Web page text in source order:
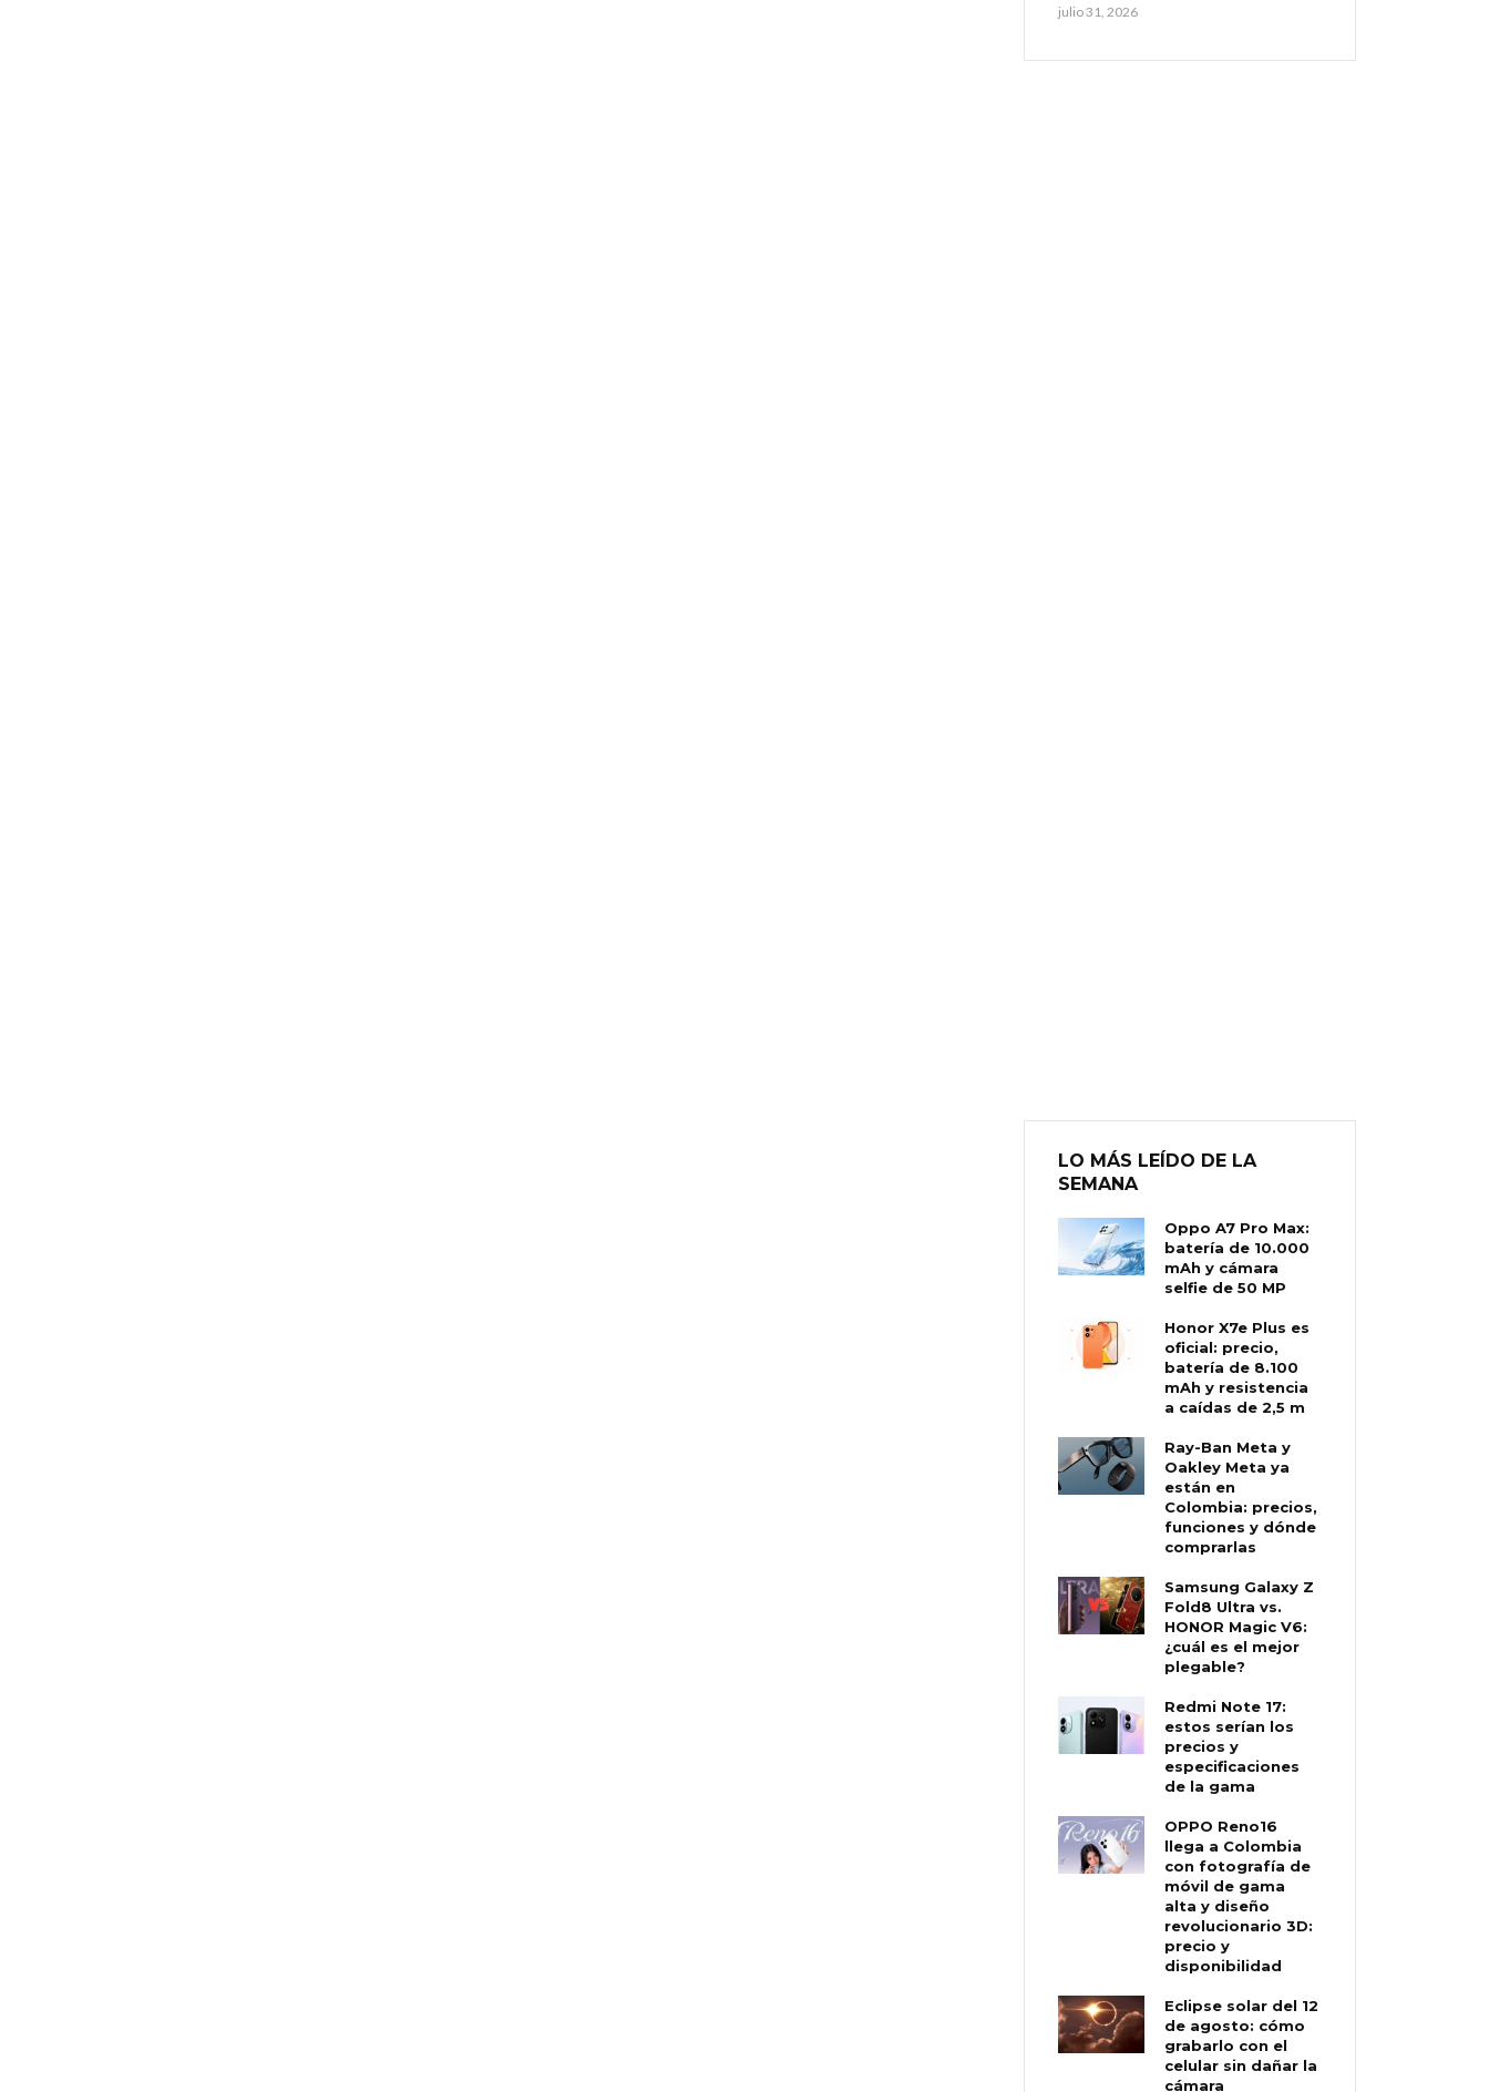
julio 31, 2026
LO MÁS LEÍDO DE LA
SEMANA
Oppo A7 Pro Max:
batería de 10.000
mAh y cámara
selfie de 50 MP
Honor X7e Plus es
oficial: precio,
batería de 8.100
mAh y resistencia
a caídas de 2,5 m
Ray-Ban Meta y
Oakley Meta ya
están en
Colombia: precios,
funciones y dónde
comprarlas
Samsung Galaxy Z
Fold8 Ultra vs.
HONOR Magic V6:
¿cuál es el mejor
plegable?
Redmi Note 17:
estos serían los
precios y
especificaciones
de la gama
OPPO Reno16
llega a Colombia
con fotografía de
móvil de gama
alta y diseño
revolucionario 3D:
precio y
disponibilidad
Eclipse solar del 12
de agosto: cómo
grabarlo con el
celular sin dañar la
cámara